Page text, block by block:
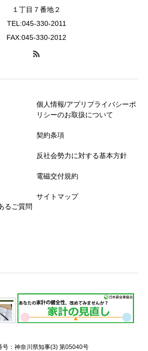
１丁目７番地２
TEL:045-330-2011
FAX:045-330-2012
るご質問
個人情報/アプリプライバシーポ
リシーのお取扱について
契約条項
反社会勢力に対する基本方針
電磁交付規約
サイトマップ
号：神奈川県知事(3) 第05040号